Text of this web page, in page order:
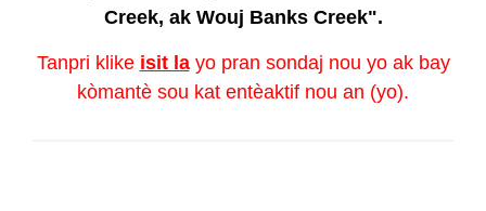
Creek, ak Wouj Banks Creek".
Tanpri klike isit la yo pran sondaj nou yo ak bay
kòmantè sou kat entèaktif nou an (yo).